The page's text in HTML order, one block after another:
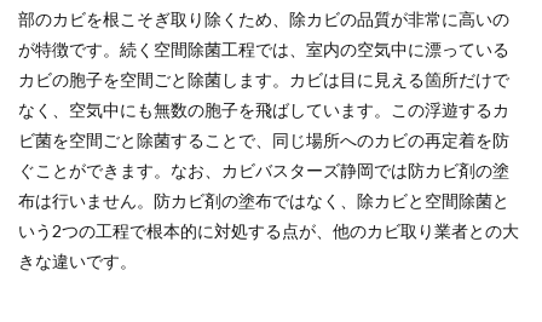
部のカビを根こそぎ取り除くため、除カビの品質が非常に高いの
が特徴です。続く空間除菌工程では、室内の空気中に漂っている
カビの胞子を空間ごと除菌します。カビは目に見える箇所だけで
なく、空気中にも無数の胞子を飛ばしています。この浮遊するカ
ビ菌を空間ごと除菌することで、同じ場所へのカビの再定着を防
ぐことができます。なお、カビバスターズ静岡では防カビ剤の塗
布は行いません。防カビ剤の塗布ではなく、除カビと空間除菌と
いう2つの工程で根本的に対処する点が、他のカビ取り業者との大
きな違いです。